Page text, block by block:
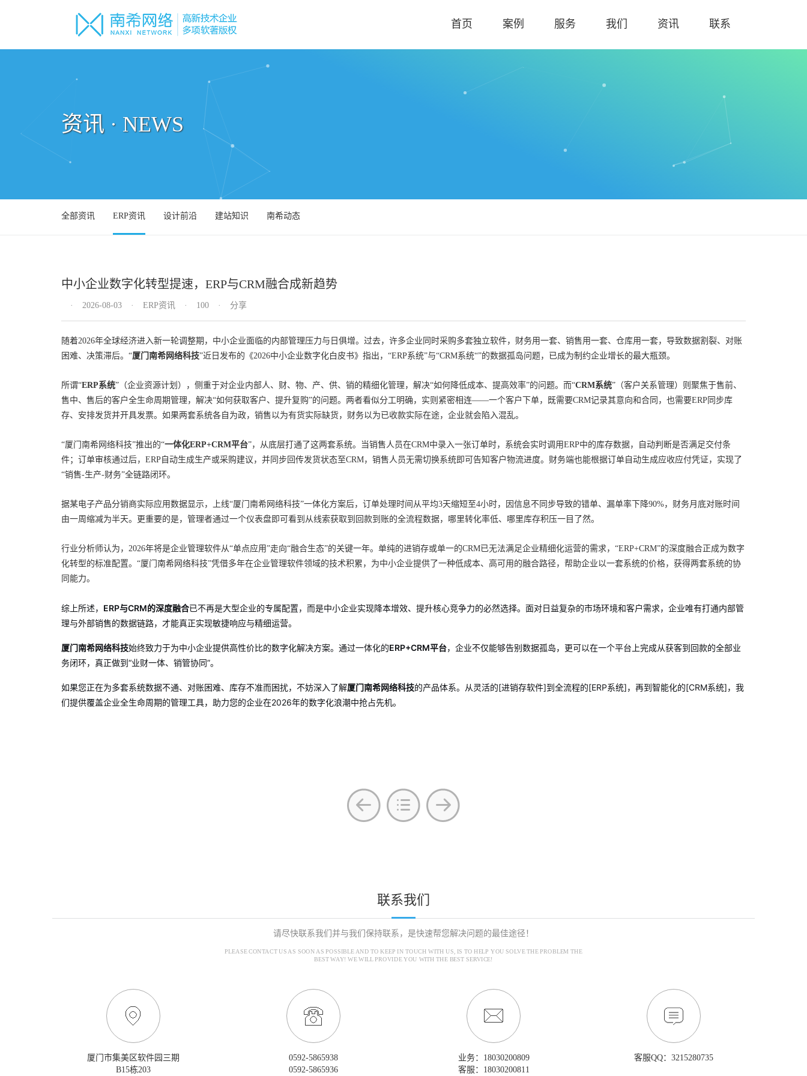
首页 案例 服务 我们 资讯 联系
资讯 · NEWS
全部资讯 ERP资讯 设计前沿 建站知识 南希动态
中小企业数字化转型提速，ERP与CRM融合成新趋势
2026-08-03 ERP资讯 100 分享
随着2026年全球经济进入新一轮调整期，中小企业面临的内部管理压力与日俱增。过去，许多企业同时采购多套独立软件，财务用一套、销售用一套、仓库用一套，导致数据割裂、对账
困难、决策滞后。“厦门南希网络科技”近日发布的《2026中小企业数字化白皮书》指出，“ERP系统”与“CRM系统“”的数据孤岛问题，已成为制约企业增长的最大瓶颈。
所谓“ERP系统”（企业资源计划），侧重于对企业内部人、财、物、产、供、销的精细化管理，解决“如何降低成本、提高效率”的问题。而“CRM系统”（客户关系管理）则聚焦于售前、
售中、售后的客户全生命周期管理，解决“如何获取客户、提升复购”的问题。两者看似分工明确，实则紧密相连——一个客户下单，既需要CRM记录其意向和合同，也需要ERP同步库
存、安排发货并开具发票。如果两套系统各自为政，销售以为有货实际缺货，财务以为已收款实际在途，企业就会陷入混乱。
“厦门南希网络科技”推出的“一体化ERP+CRM平台”，从底层打通了这两套系统。当销售人员在CRM中录入一张订单时，系统会实时调用ERP中的库存数据，自动判断是否满足交付条
件；订单审核通过后，ERP自动生成生产或采购建议，并同步回传发货状态至CRM，销售人员无需切换系统即可告知客户物流进度。财务端也能根据订单自动生成应收应付凭证，实现了
“销售-生产-财务”全链路闭环。
据某电子产品分销商实际应用数据显示，上线“厦门南希网络科技”一体化方案后，订单处理时间从平均3天缩短至4小时，因信息不同步导致的错单、漏单率下降90%，财务月底对账时间
由一周缩减为半天。更重要的是，管理者通过一个仪表盘即可看到从线索获取到回款到账的全流程数据，哪里转化率低、哪里库存积压一目了然。
行业分析师认为，2026年将是企业管理软件从“单点应用”走向“融合生态”的关键一年。单纯的进销存或单一的CRM已无法满足企业精细化运营的需求，“ERP+CRM”的深度融合正成为数字
化转型的标准配置。“厦门南希网络科技”凭借多年在企业管理软件领域的技术积累，为中小企业提供了一种低成本、高可用的融合路径，帮助企业以一套系统的价格，获得两套系统的协
同能力。
综上所述， ERP与CRM的深度融合已不再是大型企业的专属配置，而是中小企业实现降本增效、提升核心竞争力的必然选择。面对日益复杂的市场环境和客户需求，企业唯有打通内部管
理与外部销售的数据链路，才能真正实现敏捷响应与精细运营。
厦门南希网络科技始终致力于为中小企业提供高性价比的数字化解决方案。通过一体化的ERP+CRM平台，企业不仅能够告别数据孤岛，更可以在一个平台上完成从获客到回款的全部业
务闭环，真正做到“业财一体、销管协同”。
如果您正在为多套系统数据不通、对账困难、库存不准而困扰，不妨深入了解厦门南希网络科技的产品体系。从灵活的[进销存软件]到全流程的[ERP系统]，再到智能化的[CRM系统]，我
们提供覆盖企业全生命周期的管理工具，助力您的企业在2026年的数字化浪潮中抢占先机。
联系我们
请尽快联系我们并与我们保持联系，是快速帮您解决问题的最佳途径！
PLEASE CONTACT US AS SOON AS POSSIBLE AND TO KEEP IN TOUCH WITH US, IS TO HELP YOU SOLVE THE PROBLEM THE
BEST WAY! WE WILL PROVIDE YOU WITH THE BEST SERVICE!
厦门市集美区软件园三期
B15栋203
0592-5865938
0592-5865936
业务：18030200809
客服：18030200811
客服QQ：3215280735